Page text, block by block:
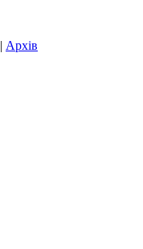
| Архів